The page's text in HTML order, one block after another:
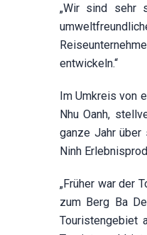
„Wir sind sehr
entwickeln.“
Im Umkreis von
Nhu Oanh,
ganze Jahr über
Ninh
„Früher war der
zum Berg Ba
Touristengebiet